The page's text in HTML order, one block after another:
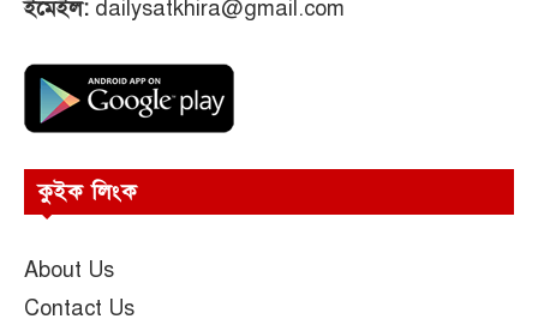
ইমেইল: dailysatkhira@gmail.com
কুইক লিংক
About Us
Contact Us